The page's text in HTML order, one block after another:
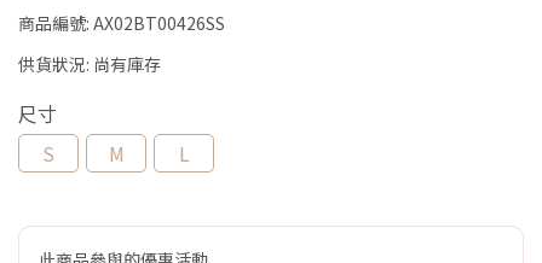
商品編號: AX02BT00426SS
供貨狀況: 尚有庫存
尺寸
S
M L